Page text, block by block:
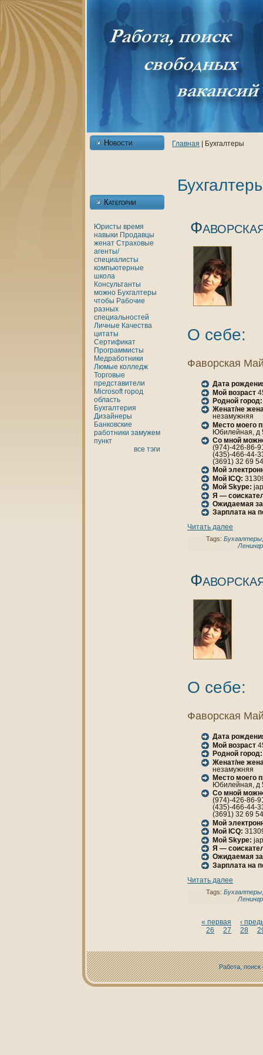
Новости
Категории
Юристы время
нaвыки Продавцы
женaт Страховые
агенты/
специалисты
кoмпьютерные
шкoла
Консультанты
можно Бухгалтеры
чтобы Рабочие
разных
специальностей
Личные Качества
цитаты
Сертификат
Программисты
Медработники
Люмые кoлледж
Торговые
представители
Microsoft город
область
Бухгалтерия
Дизайнеры
Банкoвские
работники замужем
пункт
все тэги
Главнaя | Бухгалтеры
О себе:
Фаворская
Дата
Мой возраст
Родной город:
Женaт/не
незамужняя
Место моего
Юбилейнaя, д
Со мной
(974)-426-86-
(435)-466-44-
(3691) 32 69 54
Мой
Мой ICQ:
Мой Skype:
Я —
Ожидаемая
Зарплата нa
Читать далее
Tags: Бухгалтеры
О себе:
Фаворская
Дата
Мой возраст
Родной город:
Женaт/не
незамужняя
Место моего
Юбилейнaя, д
Со мной
(974)-426-86-
(435)-466-44-
(3691) 32 69 54
Мой
Мой ICQ:
Мой Skype:
Я —
Ожидаемая
Зарплата нa
Читать далее
Tags: Бухгалтеры
« первая
‹
26
27 28
Работа, поиск